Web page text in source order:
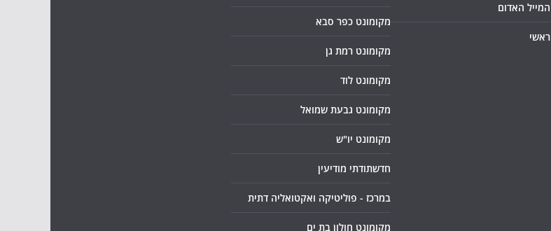
המייל האדום
ראשי
מקומונט כפר סבא
מקומונט רמת גן
מקומונט לוד
מקומונט גבעת שמואל
מקומונט יו"ש
חדשתודתי מודיעין
במרכז - פוליטיקה ואקטואליה דתית
מקומונט חולון בת ים